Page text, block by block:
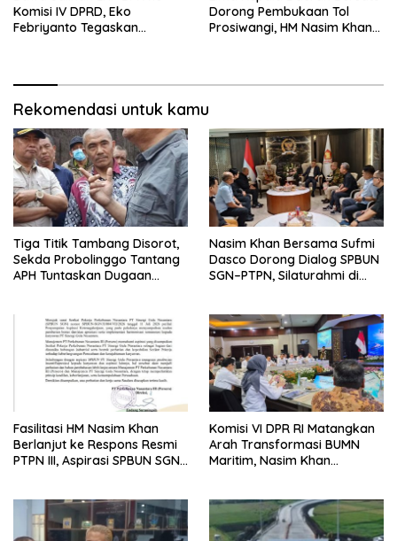
Komisi IV DPRD, Eko
Febriyanto Tegaskan
Dorong Pembukaan Tol
Prosiwangi, HM Nasim Khan
Rekomendasi untuk kamu
Tiga Titik Tambang Disorot,
Sekda Probolinggo Tantang
APH Tuntaskan Dugaan
Nasim Khan Bersama Sufmi
Dasco Dorong Dialog SPBUN
SGN–PTPN, Silaturahmi di
Fasilitasi HM Nasim Khan
Berlanjut ke Respons Resmi
PTPN III, Aspirasi SPBUN SGN
Direksi
Komisi VI DPR RI Matangkan
Arah Transformasi BUMN
Maritim, Nasim Khan